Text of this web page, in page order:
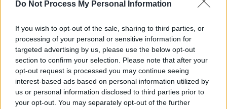
Do Not Process My Personal Information
If you wish to opt-out of the sale, sharing to third parties, or
processing of your personal or sensitive information for
targeted advertising by us, please use the below opt-out
section to confirm your selection. Please note that after your
opt-out request is processed you may continue seeing
interest-based ads based on personal information utilized by
us or personal information disclosed to third parties prior to
your opt-out. You may separately opt-out of the further
αφιέρωμα, το ethnos.gr θυμάται τις
σημαντικότερες στιγμές της πολιτικής του
καριέρας.
Τον Φεβρουάριο του 2008, ο Αλέξης
Τσίπρας εκλέγεται Πρόεδρος του
Συνασπισμού με ποσοστό 70,4%.
Στις επαναληπτικές εκλογές του 2012 ο